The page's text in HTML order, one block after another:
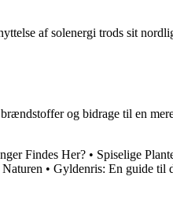
af solenergi trods sit
og bidrage til en
Findes Her? • Spiselige
• Gyldenris: En guide til